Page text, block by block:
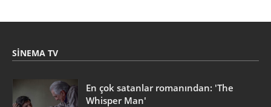
SINEMA TV
En çok satanlar romanından: 'The
Whisper Man'